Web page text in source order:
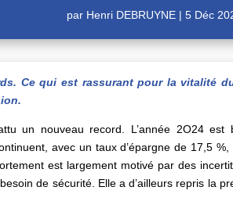
par Henri DEBRUYNE| 5 Déc
Ce qui est rassurant pour la vitalité
un nouveau record. L’année 2O24
avec un taux d’épargne de 17,5
est largement motivé par des
de sécurité. Elle a d’ailleurs repris la